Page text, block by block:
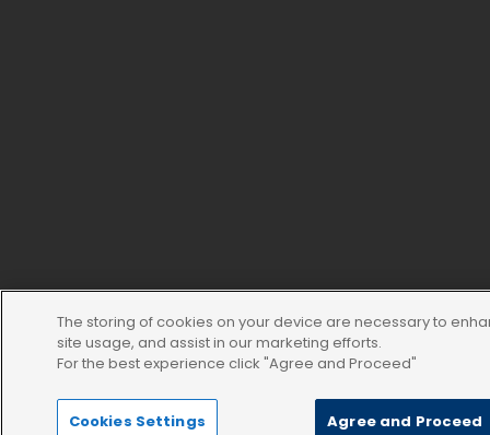
The storing of cookies on your device are necessary to
site usage, and assist in our marketing efforts.
For the best experience click "Agree and Proceed"
Cookies Settings Agree and Proceed